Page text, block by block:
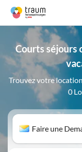
Courts séjours
Trouvez votre
0
Faire une